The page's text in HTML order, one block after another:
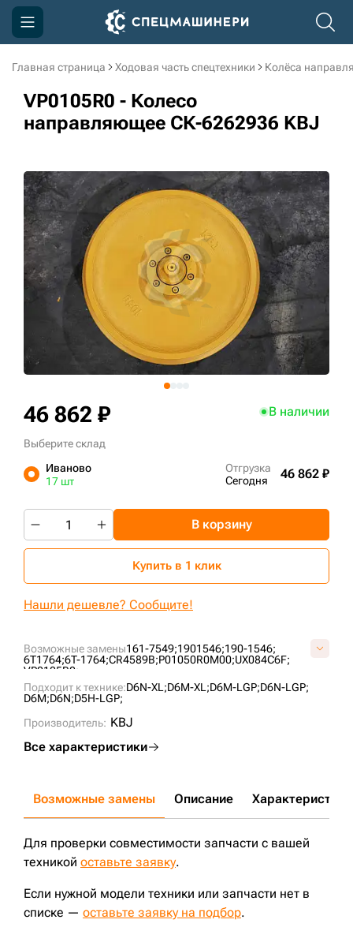
Главная страница Ходовая часть спецтехники Колёса
VP0105R0 - Колесо
направляющее СК-6262936 KBJ
Возможные замены161-7549;1901546;190-1546;
6T1764;6T-1764;CR4589B;P01050R0M00;UX084C6F;
VP0105R0;
Подходит к технике:D6N-XL;D6M-XL;D6M-LGP;D6N-LGP;
D6M;D6N;D5H-LGP;
Производитель: KBJ
Все характеристики
46 862 ₽ В наличии
Выберите склад
Иваново
17 шт
Отгрузка
Сегодня
46 862 ₽
В корзину
Купить в 1 клик
Нашли дешевле? Сообщите!
Возможные замены Описание Характеристики
Для проверки совместимости запчасти с вашей
техникой оставьте заявку.
Если нужной модели техники или запчасти нет в
списке — оставьте заявку на подбор.
Компания
Акции
Информация
Контакты
3D тур по производству
3D тур по складам
sksale@skdst.ru
+7 (499) 394-50-93